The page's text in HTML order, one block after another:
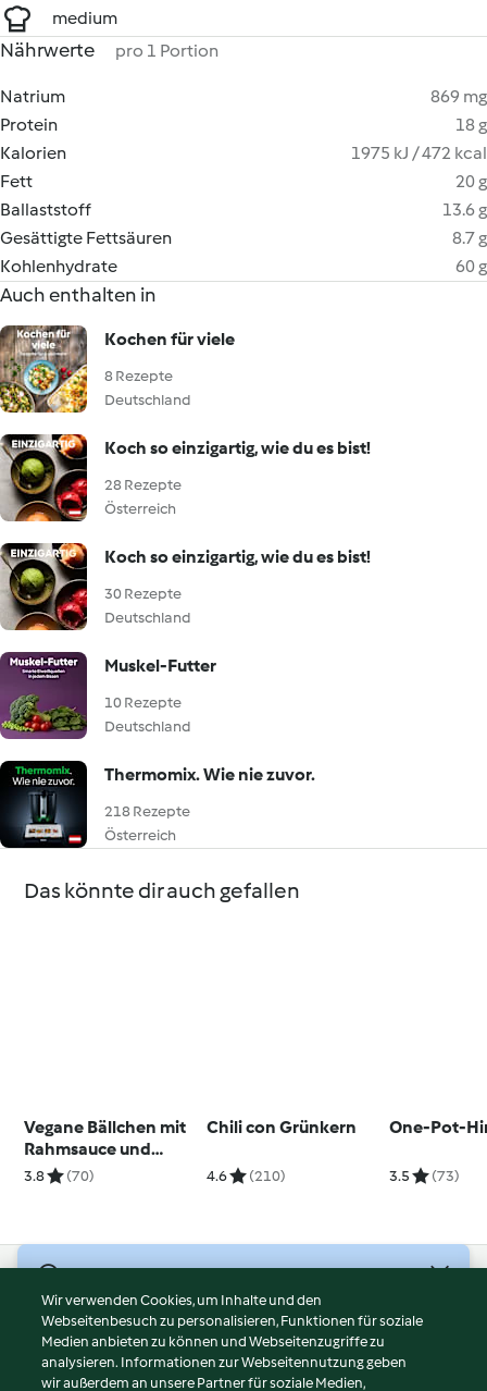
medium
Nährwerte pro 1 Portion
Natrium
869 mg
Protein
18 g
Kalorien
1975 kJ / 472 kcal
Fett
20 g
Ballaststoff
13.6 g
Gesättigte Fettsäuren
8.7 g
Kohlenhydrate
60 g
Auch enthalten in
Kochen für viele
8 Rezepte
Deutschland
Koch so einzigartig, wie du es bist!
28 Rezepte
Österreich
Koch so einzigartig, wie du es bist!
30 Rezepte
Deutschland
Muskel-Futter
10 Rezepte
Deutschland
Thermomix. Wie nie zuvor.
218 Rezepte
Österreich
Das könnte dir auch gefallen
Vegane Bällchen mit
Rahmsauce und
Kartoffelstampf
3.8 (70)
Chili con Grünkern
4.6 (210)
One-Pot-
3.5 (73)
Nutzungsbedingungen
Datenschutzrichtlinien
Disclaimer
Wir verwenden Cookies, um Inhalte und den
Webseitenbesuch zu personalisieren, Funktionen für soziale
Medien anbieten zu können und Webseitenzugriffe zu
analysieren. Informationen zur Webseitennutzung geben
wir außerdem an unsere Partner für soziale Medien,